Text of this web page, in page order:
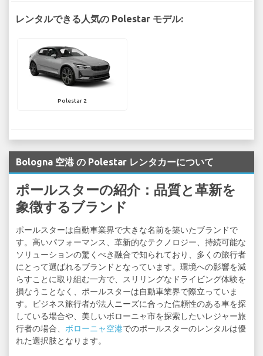
レンタルできる人気の Polestar モデル:
Polestar 2
Bologna 空港 の Polestar レンタカーについて
ポールスターの紹介：品質と革新を
象徴するブランド
ポールスターは自動車業界で大きな名前を築いたブランドで
す。高いパフォーマンス、革新的なテクノロジー、持続可能な
ソリューションの驚くべき融合で知られており、多くの旅行者
にとって選ばれるブランドとなっています。環境への影響を減
らすことに取り組む一方で、スリリングなドライビング体験を
損なうことなく、ポールスターは自動車業界で際立っていま
す。ビジネス旅行者が法人ニーズに合った信頼性のある車を探
している場合や、美しいボローニャ市を探索したいレジャー旅
行者の場合、 ボローニャ空港でのポールスターのレンタルは優
れた選択肢となります。